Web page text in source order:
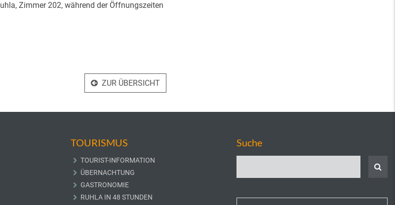
Zimmer 202, während der Öffnungszeiten
ZUR ÜBERSICHT
TOURISMUS
TOURIST-INFORMATION
ÜBERNACHTUNG
GASTRONOMIE
RUHLA IN 48 STUNDEN
Suche